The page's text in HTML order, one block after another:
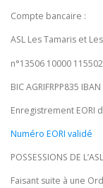
Compte bancaire :
ASL Les Tamaris et
n°13506 10000
BIC AGRIFRPP835
Enregistrement EORI
Numéro EORI validé
POSSESSIONS DE
Faisant suite à une